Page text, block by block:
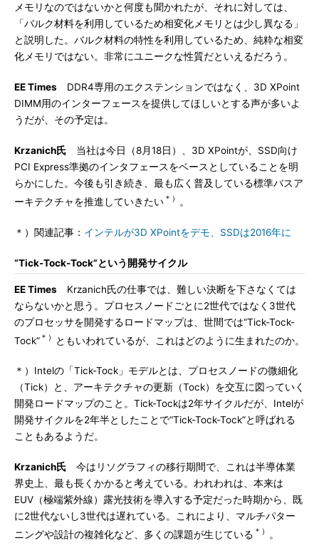
メモリなのではないかと何度も聞かれたが、それに対しては、
「バルク材料を利用しているため相変化メモリとは少し異なる」
と説明した。バルク材料の特性を利用しているため、純粋な相変
化メモリではない。非常にユニークな性質だといえるだろう。
EE Times DDR4専用のエクステンションではなく、3D XPoint
DIMM用のインターフェースを提供してほしいとする声が多いよ
うだが、その予定は。
Krzanich氏 当社は今日（8月18日）、3D XPointが、SSD向け
PCI Express準拠のインタフェースをベースとしていることを明
らかにした。今後も引き続き、最も広く普及している標準バスア
ーキテクチャを推進していきたい ＊） 。
＊）関連記事： インテルが3D XPointをデモ、SSDは2016年に
“Tick-Tock-Tock”という開発サイクル
EE Times Krzanich氏の仕事では、難しい決断を下さなくては
ならないかと思う。プロセスノードごとに2世代ではなく3世代
のプロセッサを開発するロードマップは、世間では“Tick-Tock-
Tock” ＊） ともいわれているが、これはどのように生まれたのか。
＊）Intelの「Tick-Tock」モデルとは、プロセスノードの微細化
（Tick）と、アーキテクチャの更新（Tock）を交互に図っていく
開発ロードマップのこと。Tick-Tockは2年サイクルだが、Intelが
開発サイクルを2年半としたことで“Tick-Tock-Tock”と呼ばれる
こともあるようだ。
Krzanich氏 今はリソグラフィの移行期間で、これは半導体業
界史上、最も長くかかると考えている。われわれは、本来は
EUV（極端紫外線）露光技術を導入する予定だった時期から、既
に2世代ないし3世代は遅れている。これにより、マルチパター
ニングや設計の複雑化など、多くの課題が生じている ＊） 。